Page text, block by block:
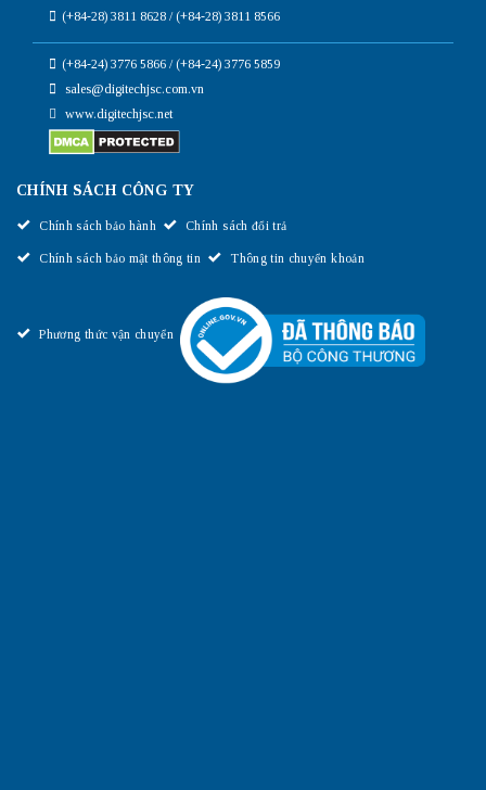
(+84-28) 3811 8628 / (+84-28) 3811 8566
(+84-24) 3776 5866 / (+84-24) 3776 5859
sales@digitechjsc.com.vn
www.digitechjsc.net
CHÍNH SÁCH CÔNG TY
Chính sách bảo hành Chính sách đổi trả
Chính sách bảo mật thông tin Thông tin chuyển khoản
Phương thức vận chuyển